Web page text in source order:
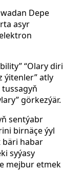
Depe
asyr
“Olary diri
ýitenler” atly
görkezýär.
sentýabr
birnäçe ýyl
bäri habar
syýasy
mejbur etmek